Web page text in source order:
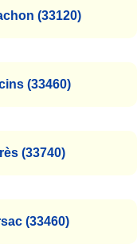
(33120)
(33460)
(33740)
(33460)